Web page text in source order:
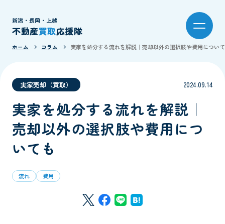
新潟・長岡・上越
不動産買取応援隊
ホーム コラム 実家を処分する流れを解説｜売却以外の選択肢や費用につい
実家売却（買取） 2024.09.14
実家を処分する流れを解説｜
売却以外の選択肢や費用につ
いても
流れ 費用